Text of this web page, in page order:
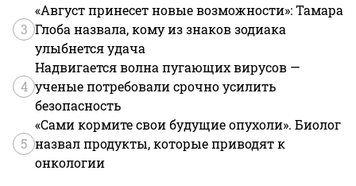
3
«Август принесет новые возможности»: Тамара
Глоба назвала, кому из знаков зодиака
улыбнется удача
4
Надвигается волна пугающих вирусов —
ученые потребовали срочно усилить
безопасность
5
«Сами кормите свои будущие опухоли». Биолог
назвал продукты, которые приводят к
онкологии